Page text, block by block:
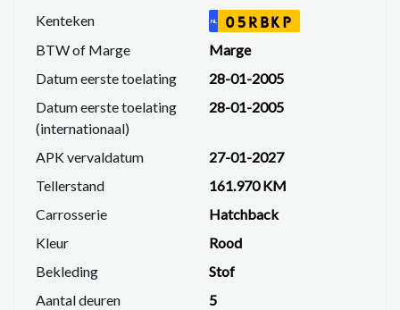
Kenteken NL 05RBKP
BTW of Marge
Marge
Datum eerste toelating
28-01-2005
Datum eerste toelating
(internationaal)
28-01-2005
APK vervaldatum
27-01-2027
Tellerstand
161.970 KM
Carrosserie
Hatchback
Kleur
Rood
Bekleding
Stof
Aantal deuren
5